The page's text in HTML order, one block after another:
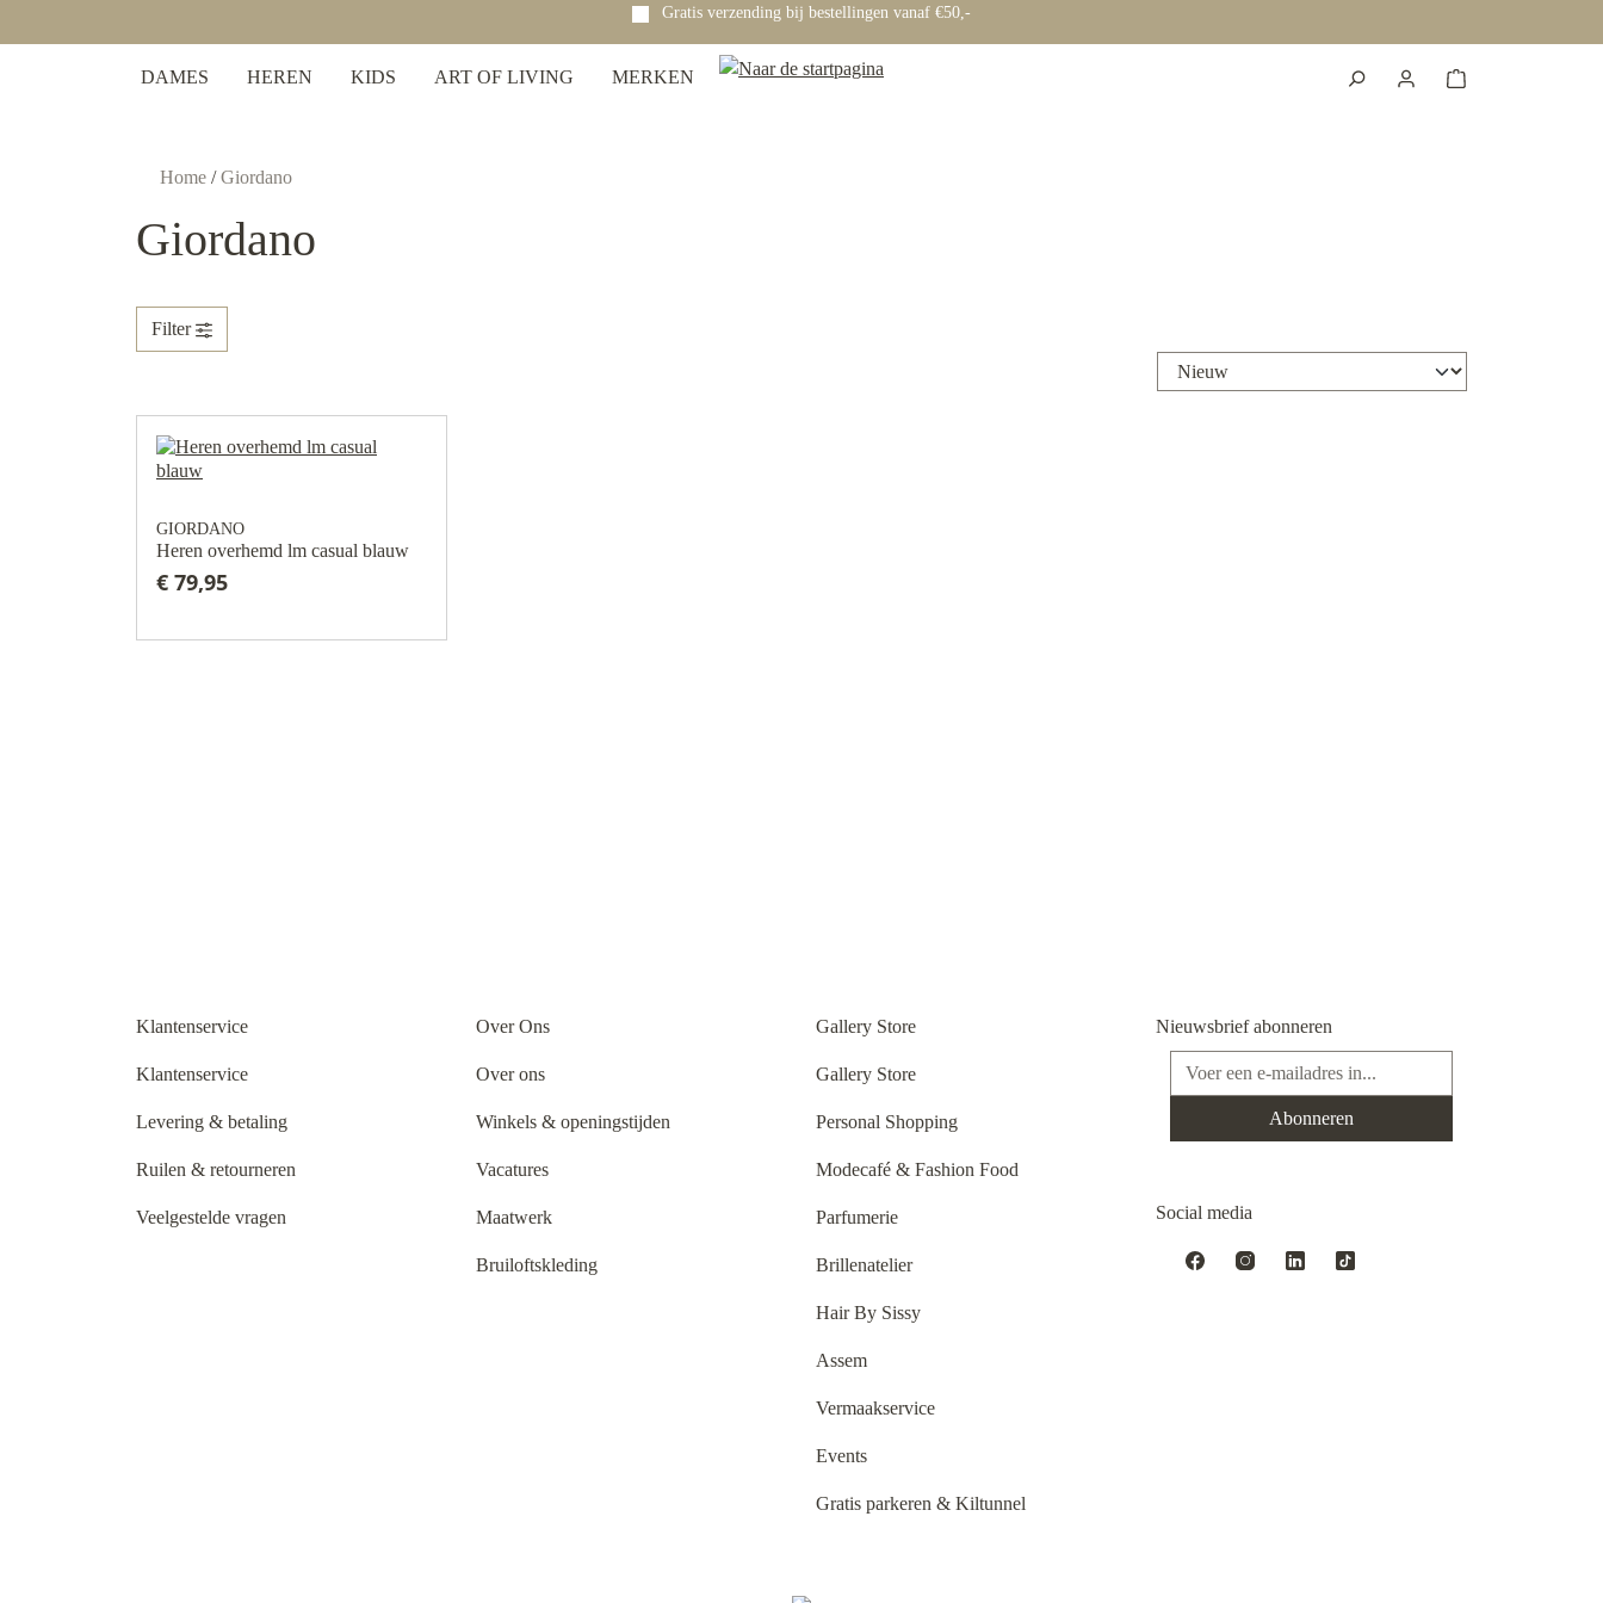
Gratis verzending bij bestellingen vanaf €50,-
DAMES HEREN KIDS ART OF LIVING MERKEN
Home /Giordano
Giordano
Filter
GIORDANO
Heren overhemd lm casual blauw
€ 79,95
Klantenservice
Klantenservice
Levering & betaling
Ruilen & retourneren
Veelgestelde vragen
Over Ons
Over ons
Winkels & openingstijden
Vacatures
Maatwerk
Bruiloftskleding
Gallery Store
Gallery Store
Personal Shopping
Modecafé & Fashion Food
Parfumerie
Brillenatelier
Hair By Sissy
Assem
Vermaakservice
Events
Gratis parkeren & Kiltunnel
Nieuwsbrief abonneren
E-mailadres*
Abonneren
Social media